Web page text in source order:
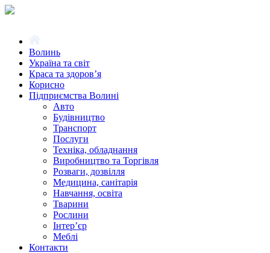
Волинь
Україна та світ
Краса та здоров’я
Корисно
Підприємства Волині
Авто
Будівництво
Транспорт
Послуги
Техніка, обладнання
Виробництво та Торгівля
Розваги, дозвілля
Медицина, санітарія
Навчання, освіта
Тварини
Рослини
Інтер’єр
Меблі
Контакти